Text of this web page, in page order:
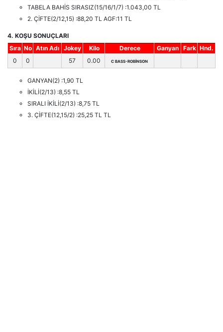
TABELA BAHİS SIRASIZ(15/16/1/7) :1.043,00 TL
2. ÇİFTE(2/12,15) :88,20 TL AGF:11 TL
4. KOŞU SONUÇLARI
Sıra No Atın Adı Jokey Kilo Derece Ganyan Fark Hnd.
0
0 57 0.00 C BASS-ROBİNSON
GANYAN(2) :1,90 TL
İKİLİ(2/13) :8,55 TL
SIRALI İKİLİ(2/13) :8,75 TL
3. ÇİFTE(12,15/2) :25,25 TL TL